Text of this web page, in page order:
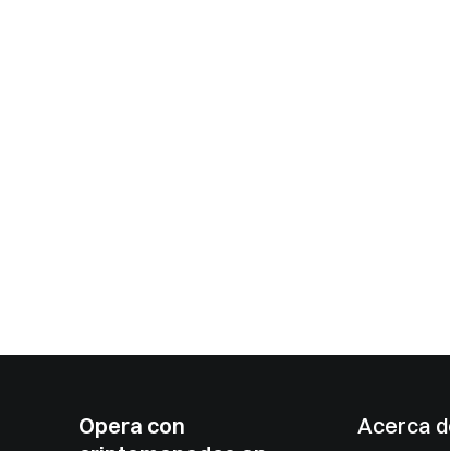
Opera con
Acerca